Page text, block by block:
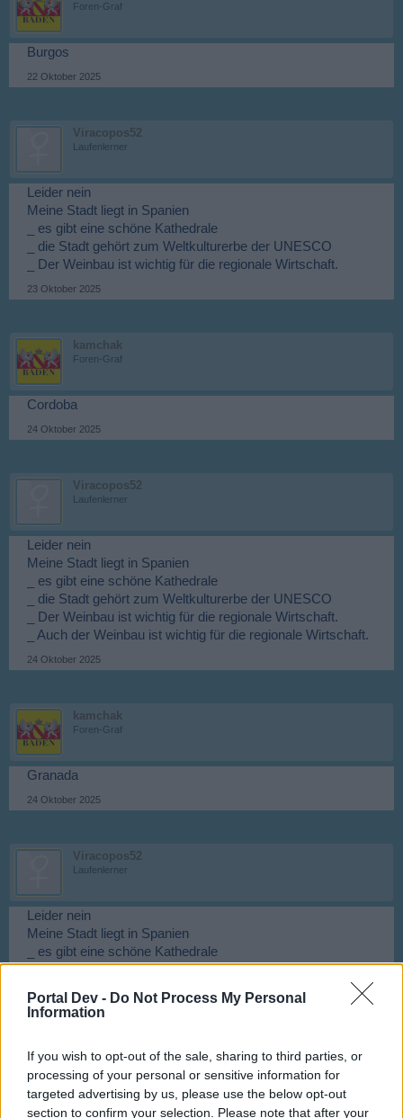
Portal Dev - Do Not Process My Personal
Information
If you wish to opt-out of the sale, sharing to third parties, or
processing of your personal or sensitive information for
targeted advertising by us, please use the below opt-out
section to confirm your selection. Please note that after your
Foren-Graf
Burgos
22 Oktober 2025
Viracopos52
Laufenlerner
Leider nein
Meine Stadt liegt in Spanien
_ es gibt eine schöne Kathedrale
_ die Stadt gehört zum Weltkulturerbe der UNESCO
_ Der Weinbau ist wichtig für die regionale Wirtschaft.
23 Oktober 2025
kamchak
Foren-Graf
Cordoba
24 Oktober 2025
Viracopos52
Laufenlerner
Leider nein
Meine Stadt liegt in Spanien
_ es gibt eine schöne Kathedrale
_ die Stadt gehört zum Weltkulturerbe der UNESCO
_ Der Weinbau ist wichtig für die regionale Wirtschaft.
_ Auch der Weinbau ist wichtig für die regionale Wirtschaft.
24 Oktober 2025
kamchak
Foren-Graf
Granada
24 Oktober 2025
Viracopos52
Laufenlerner
Leider nein
Meine Stadt liegt in Spanien
_ es gibt eine schöne Kathedrale
_ die Stadt gehört zum Weltkulturerbe der UNESCO
_ Auch der Weinbau ist wichtig für die regionale Wirtschaft.
und ca. 480 Mitarbeitern (Stand: 2018).
25 Oktober 2025